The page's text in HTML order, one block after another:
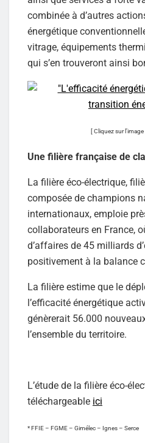
combinée à d’autres
énergétique
vitrage, équipements
qui s’en trouveront ainsi
[ Cliquez sur
Une filière française de
La filière éco-électrique,
composée de champions
internationaux, emploie
collaborateurs en France,
d’affaires de 45 milliards
positivement à la balance
La filière estime que le
l’efficacité énergétique
génèrerait 56.000
l’ensemble du territoire.
L’étude de la filière éco-
téléchargeable ici
* FFIE – FGME – Gimélec – Ignes – Serce